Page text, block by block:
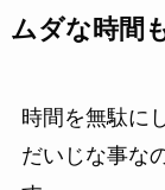
ムダな時間
時間を無駄に
だいじな事な